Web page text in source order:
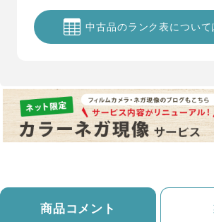
中古品のランク表について
商品コメント